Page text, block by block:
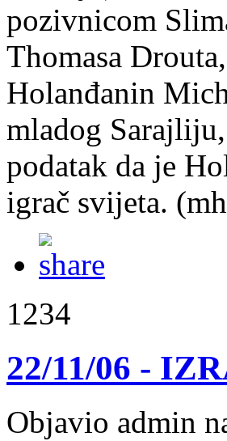
pozivnicom
Thomasa
Holanđanin
mladog
podatak da je
igrač svijeta.
1234
22/11/06 -
Objavio admin